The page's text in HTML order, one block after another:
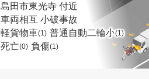
島田市東光寺 付近
車両相互 小破事故
軽貨物車(1) 普通自動二輪小(1)
死亡(0) 負傷(1)